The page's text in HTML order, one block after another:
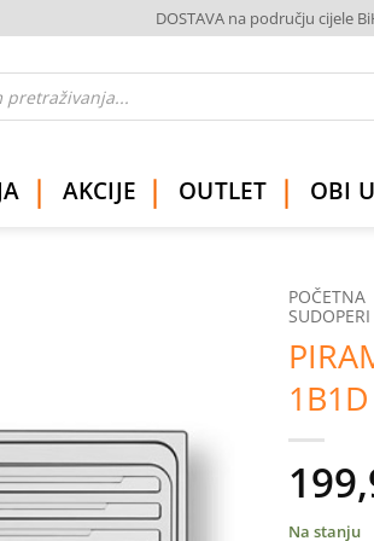
DOSTAVA na području cijele
AKCIJE OUTLET OBI
POČETNA
SUDOPERI
Na stanju